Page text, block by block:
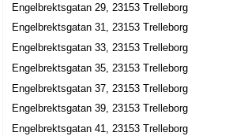
Engelbrektsgatan 29, 23153 Trelleborg
Engelbrektsgatan 31, 23153 Trelleborg
Engelbrektsgatan 33, 23153 Trelleborg
Engelbrektsgatan 35, 23153 Trelleborg
Engelbrektsgatan 37, 23153 Trelleborg
Engelbrektsgatan 39, 23153 Trelleborg
Engelbrektsgatan 41, 23153 Trelleborg